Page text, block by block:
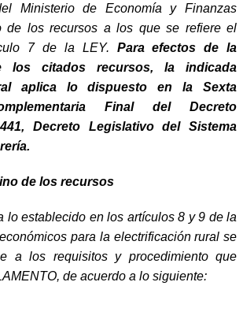
Ministerio de Economía y Finanzas
de los recursos a los que se refiere el
7 de la LEY. Para efectos de la
los citados recursos, la indicada
aplica lo dispuesto en la Sexta
Final del Decreto
Decreto Legislativo del Sistema
de los recursos
lo establecido en los artículos 8 y 9 de la
para la electrificación rural se
a los requisitos y procedimiento que
de acuerdo a lo siguiente: